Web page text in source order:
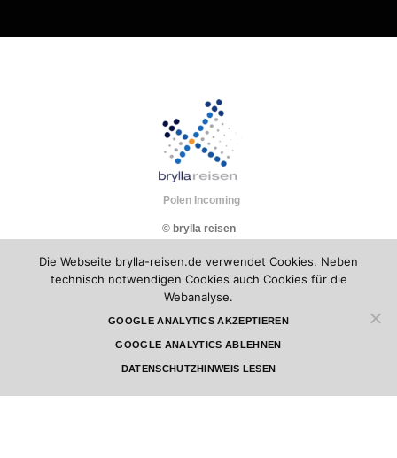
Polen Incoming
© brylla reisen
Die Webseite brylla-reisen.de verwendet Cookies. Neben
technisch notwendigen Cookies auch Cookies für die
Webanalyse.
GOOGLE ANALYTICS AKZEPTIEREN
GOOGLE ANALYTICS ABLEHNEN
DATENSCHUTZHINWEIS LESEN